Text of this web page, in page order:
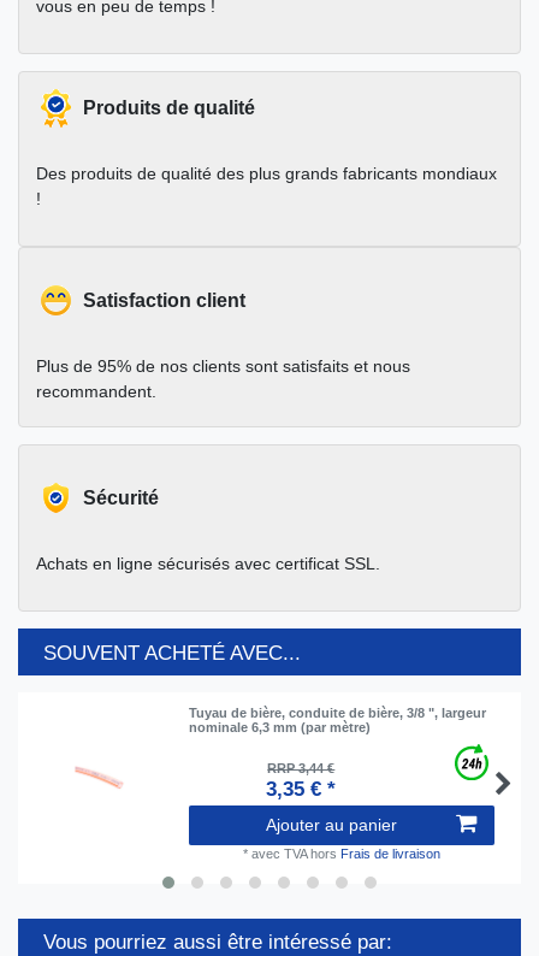
vous en peu de temps !
Produits de qualité
Des produits de qualité des plus grands fabricants mondiaux
!
Satisfaction client
Plus de 95% de nos clients sont satisfaits et nous
recommandent.
Sécurité
Achats en ligne sécurisés avec certificat SSL.
SOUVENT ACHETÉ AVEC...
Tuyau de bière, conduite de bière, 3/8 ", largeur
nominale 6,3 mm (par mètre)
RRP 3,44 €
3,35 € *
Ajouter au panier
* avec TVAhors Frais de livraison
Vous pourriez aussi être intéressé par: